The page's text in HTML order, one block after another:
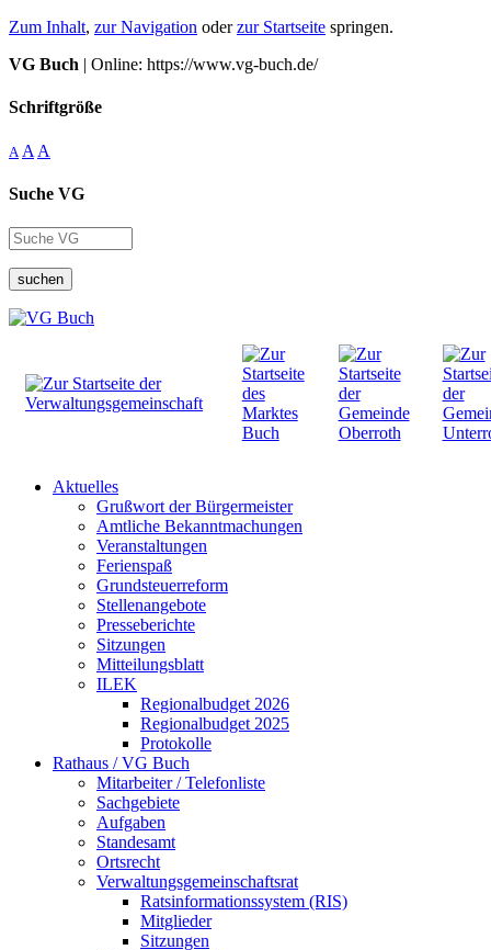
Zum Inhalt, zur Navigation oderzur Startseite springen.
VG Buch | Online: https://www.vg-buch.de/
Schriftgröße
A A A
Suche VG
suchen
Aktuelles
Grußwort der Bürgermeister
Amtliche Bekanntmachungen
Veranstaltungen
Ferienspaß
Grundsteuerreform
Stellenangebote
Presseberichte
Sitzungen
Mitteilungsblatt
ILEK
Regionalbudget 2026
Regionalbudget 2025
Protokolle
Rathaus / VG Buch
Mitarbeiter / Telefonliste
Sachgebiete
Aufgaben
Standesamt
Ortsrecht
Verwaltungsgemeinschaftsrat
Ratsinformationssystem (RIS)
Mitglieder
Sitzungen